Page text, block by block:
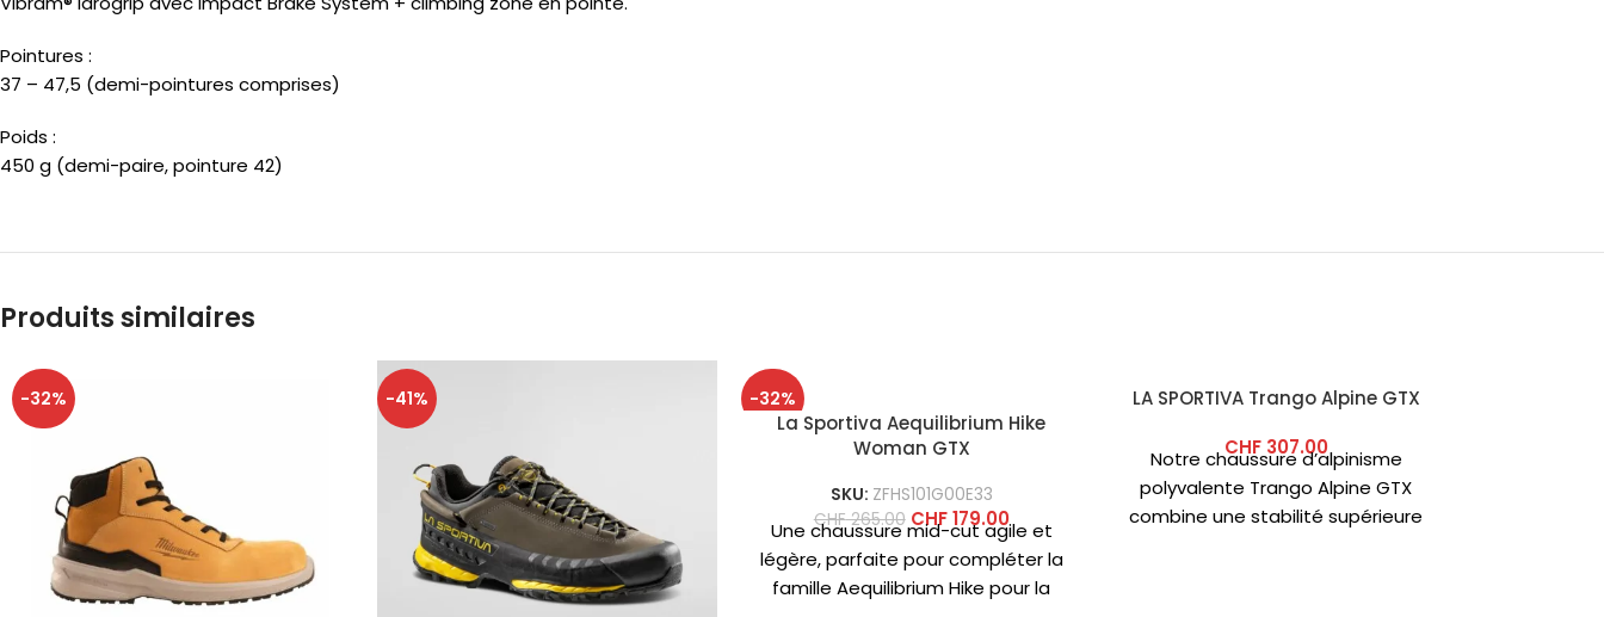
Pointures :
37 – 47,5 (demi-pointures comprises)
Poids :
450 g (demi-paire, pointure 42)
Produits similaires
-32% -41% -32%
La Sportiva Aequilibrium Hike
Woman GTX
SKU: ZFHS101G00E33
CHF265.00 CHF179.00
Une chaussure mid-cut agile et
légère, parfaite pour compléter la
famille Aequilibrium Hike pour la
LA SPORTIVA Trango Alpine GTX
CHF307.00
Notre chaussure d’alpinisme
polyvalente Trango Alpine GTX
combine une stabilité supérieure